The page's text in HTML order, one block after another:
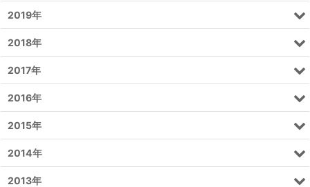
2019年
2018年
2017年
2016年
2015年
2014年
2013年